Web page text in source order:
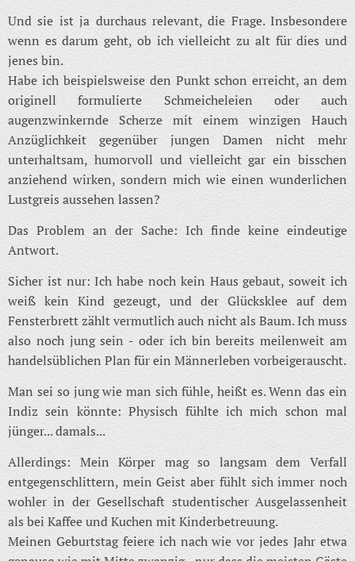
Und sie ist ja durchaus relevant, die Frage. Insbesondere
wenn es darum geht, ob ich vielleicht zu alt für dies und
jenes bin.
Habe ich beispielsweise den Punkt schon erreicht, an dem
originell formulierte Schmeicheleien oder auch
augenzwinkernde Scherze mit einem winzigen Hauch
Anzüglichkeit gegenüber jungen Damen nicht mehr
unterhaltsam, humorvoll und vielleicht gar ein bisschen
anziehend wirken, sondern mich wie einen wunderlichen
Lustgreis aussehen lassen?
Das Problem an der Sache: Ich finde keine eindeutige
Antwort.
Sicher ist nur: Ich habe noch kein Haus gebaut, soweit ich
weiß kein Kind gezeugt, und der Glücksklee auf dem
Fensterbrett zählt vermutlich auch nicht als Baum. Ich muss
also noch jung sein - oder ich bin bereits meilenweit am
handelsüblichen Plan für ein Männerleben vorbeigerauscht.
Man sei so jung wie man sich fühle, heißt es. Wenn das ein
Indiz sein könnte: Physisch fühlte ich mich schon mal
jünger... damals...
Allerdings: Mein Körper mag so langsam dem Verfall
entgegenschlittern, mein Geist aber fühlt sich immer noch
wohler in der Gesellschaft studentischer Ausgelassenheit
als bei Kaffee und Kuchen mit Kinderbetreuung.
Meinen Geburtstag feiere ich nach wie vor jedes Jahr etwa